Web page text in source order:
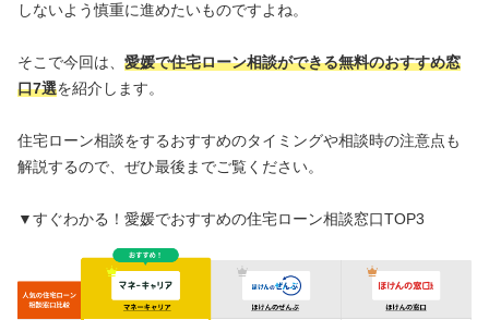
しないよう慎重に進めたいものですよね。
そこで今回は、 愛媛で住宅ローン相談ができる無料のおすすめ窓
口7選を紹介します。
住宅ローン相談をするおすすめのタイミングや相談時の注意点も
解説するので、ぜひ最後までご覧ください。
▼すぐわかる！愛媛でおすすめの住宅ローン相談窓口TOP3